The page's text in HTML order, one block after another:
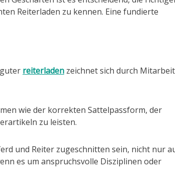
Reiterladen zu kennen. Eine fundierte
reiterladen zeichnet sich durch
wie der korrekten Sattelpassform, der
zu leisten.
und Reiter zugeschnitten sein, nicht nur
es um anspruchsvolle Disziplinen oder